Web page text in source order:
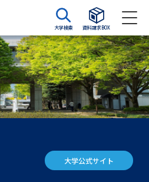
大学検索 資料請求BOX
資料検索
請求
大学入学共通テスト利用選抜の
大学公式サイト